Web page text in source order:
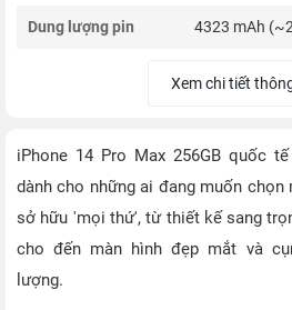
iPhone 14 Pro Max 256GB quốc
dành cho những ai đang muốn
sở hữu 'mọi thứ', từ thiết kế sang
cho đến màn hình đẹp mắt và
lượng.
Dung lượng pin 4323 mAh
Xem chi tiết